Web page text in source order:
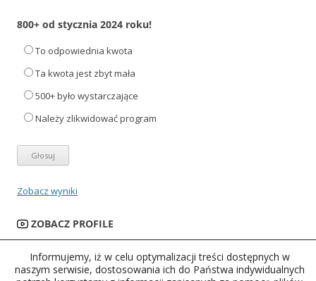
800+ od stycznia 2024 roku!
To odpowiednia kwota
Ta kwota jest zbyt mała
500+ było wystarczające
Należy zlikwidować program
Zobacz wyniki
ZOBACZ PROFILE
Informujemy, iż w celu optymalizacji treści dostępnych w
naszym serwisie, dostosowania ich do Państwa indywidualnych